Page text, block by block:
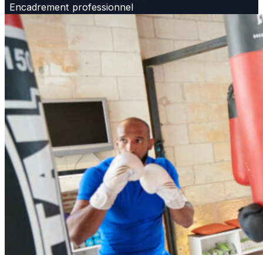
Encadrement professionnel